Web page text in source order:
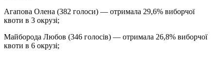
Агапова Олена (382 голоси) — отримала 29,6% виборчої
квоти в 3 окрузі;
Майборода Любов (346 голосів) — отримала 26,8% виборчої
квоти в 6 окрузі;